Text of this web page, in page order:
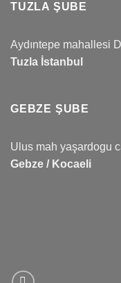
TUZLA ŞUBE
Aydıntepe mahallesi
Tuzla İstanbul
GEBZE ŞUBE
Ulus mah yaşardogu
Gebze / Kocaeli